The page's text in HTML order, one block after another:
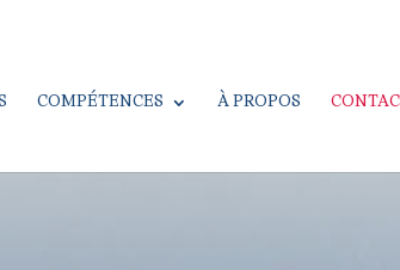
COMPÉTENCES À PROPOS